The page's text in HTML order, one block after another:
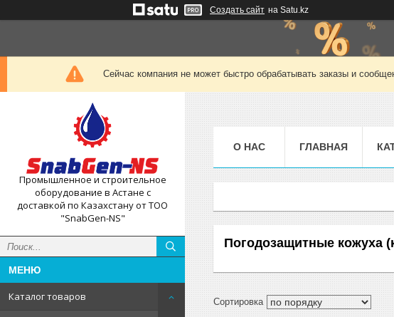
Создать сайт на Satu.kz
Сейчас компания не может быстро обрабатывать заказы и
Промышленное и строительное
оборудование в Астане с
доставкой по Казахстану от ТОО
"SnabGen-NS"
Каталог товаров
О НАС ГЛАВНАЯ
Погодозащитные кожуха